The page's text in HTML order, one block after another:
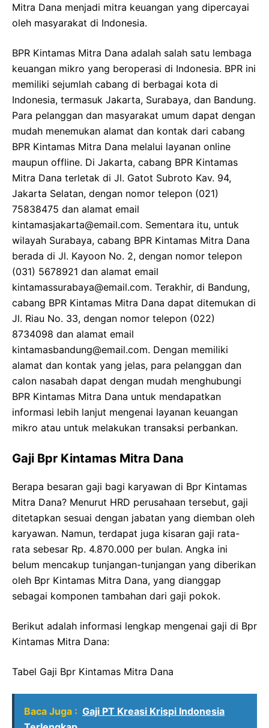
Mitra Dana menjadi mitra keuangan yang dipercayai
oleh masyarakat di Indonesia.
BPR Kintamas Mitra Dana adalah salah satu lembaga
keuangan mikro yang beroperasi di Indonesia. BPR ini
memiliki sejumlah cabang di berbagai kota di
Indonesia, termasuk Jakarta, Surabaya, dan Bandung.
Para pelanggan dan masyarakat umum dapat dengan
mudah menemukan alamat dan kontak dari cabang
BPR Kintamas Mitra Dana melalui layanan online
maupun offline. Di Jakarta, cabang BPR Kintamas
Mitra Dana terletak di Jl. Gatot Subroto Kav. 94,
Jakarta Selatan, dengan nomor telepon (021)
75838475 dan alamat email
kintamasjakarta@email.com. Sementara itu, untuk
wilayah Surabaya, cabang BPR Kintamas Mitra Dana
berada di Jl. Kayoon No. 2, dengan nomor telepon
(031) 5678921 dan alamat email
kintamassurabaya@email.com. Terakhir, di Bandung,
cabang BPR Kintamas Mitra Dana dapat ditemukan di
Jl. Riau No. 33, dengan nomor telepon (022)
8734098 dan alamat email
kintamasbandung@email.com. Dengan memiliki
alamat dan kontak yang jelas, para pelanggan dan
calon nasabah dapat dengan mudah menghubungi
BPR Kintamas Mitra Dana untuk mendapatkan
informasi lebih lanjut mengenai layanan keuangan
mikro atau untuk melakukan transaksi perbankan.
Gaji Bpr Kintamas Mitra Dana
Berapa besaran gaji bagi karyawan di Bpr Kintamas
Mitra Dana? Menurut HRD perusahaan tersebut, gaji
ditetapkan sesuai dengan jabatan yang diemban oleh
karyawan. Namun, terdapat juga kisaran gaji rata-
rata sebesar Rp. 4.870.000 per bulan. Angka ini
belum mencakup tunjangan-tunjangan yang diberikan
oleh Bpr Kintamas Mitra Dana, yang dianggap
sebagai komponen tambahan dari gaji pokok.
Berikut adalah informasi lengkap mengenai gaji di Bpr
Kintamas Mitra Dana:
Tabel Gaji Bpr Kintamas Mitra Dana
Baca Juga : Gaji PT Kreasi Krispi Indonesia